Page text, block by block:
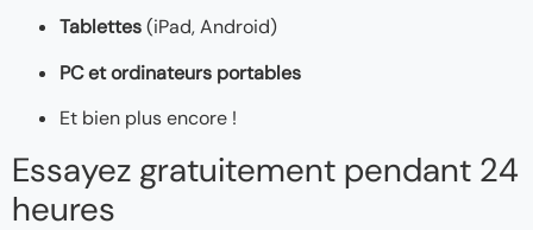
Tablettes(iPad, Android)
PC et ordinateurs portables
Et bien plus encore !
Essayez gratuitement pendant 24
heures